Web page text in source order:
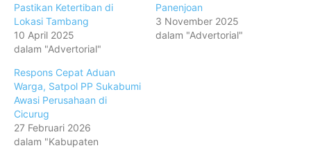
Pastikan Ketertiban di
Lokasi Tambang
10 April 2025
dalam "Advertorial"
Panenjoan
3 November 2025
dalam "Advertorial"
Respons Cepat Aduan
Warga, Satpol PP Sukabumi
Awasi Perusahaan di
Cicurug
27 Februari 2026
dalam "Kabupaten